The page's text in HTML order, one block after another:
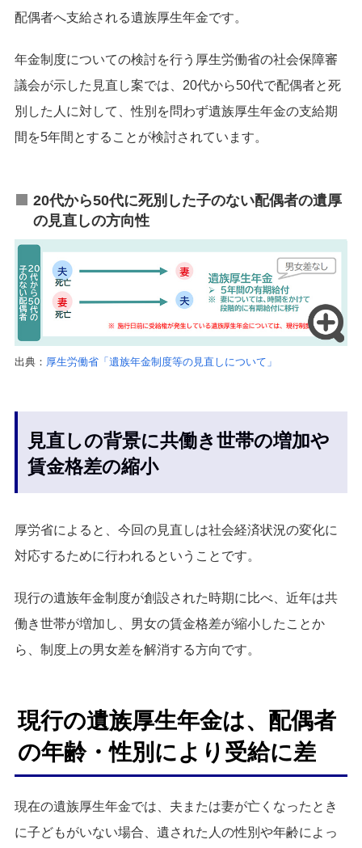
配偶者へ支給される遺族厚生年金です。
年金制度についての検討を行う厚生労働省の社会保障審
議会が示した見直し案では、20代から50代で配偶者と死
別した人に対して、性別を問わず遺族厚生年金の支給期
間を5年間とすることが検討されています。
20代から50代に死別した子のない配偶者の遺厚
の見直しの方向性
出典： 厚生労働省「遺族年金制度等の見直しについて」
見直しの背景に共働き世帯の増加や
賃金格差の縮小
厚労省によると、今回の見直しは社会経済状況の変化に
対応するために行われるということです。
現行の遺族年金制度が創設された時期に比べ、近年は共
働き世帯が増加し、男女の賃金格差が縮小したことか
ら、制度上の男女差を解消する方向です。
現行の遺族厚生年金は、配偶者
の年齢・性別により受給に差
現在の遺族厚生年金では、夫または妻が亡くなったとき
に子どもがいない場合、遺された人の性別や年齢によっ